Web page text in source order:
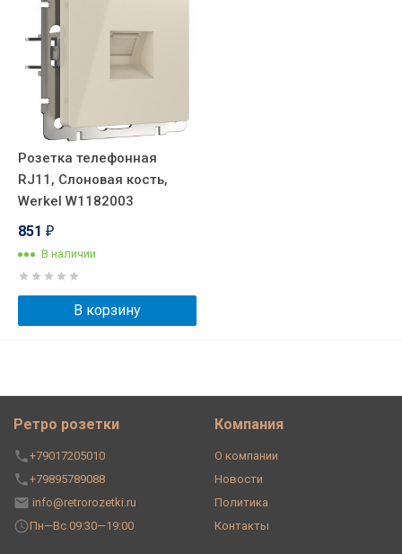
Розетка телефонная
RJ11, Слоновая кость,
Werkel W1182003
851 ₽
В наличии
В корзину
Ретро розетки
+79017205010
+79895789088
info@retrorozetki.ru
Пн—Вс 09:30—19:00
Компания
О компании
Новости
Политика
Контакты